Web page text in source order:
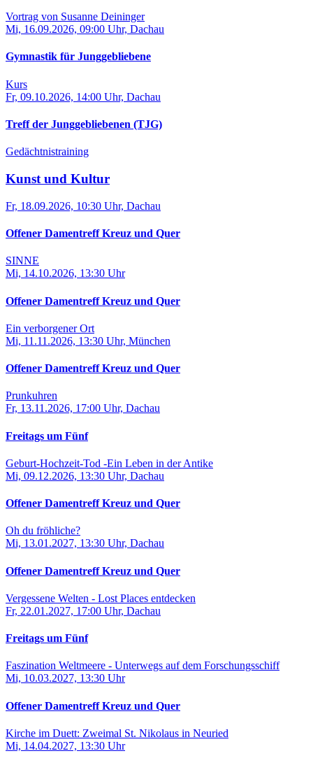
Vortrag von Susanne Deininger
Mi, 16.09.2026, 09:00 Uhr, Dachau
Gymnastik für Junggebliebene
Kurs
Fr, 09.10.2026, 14:00 Uhr, Dachau
Treff der Junggebliebenen (TJG)
Gedächtnistraining
Kunst und Kultur
Fr, 18.09.2026, 10:30 Uhr, Dachau
Offener Damentreff Kreuz und Quer
SINNE
Mi, 14.10.2026, 13:30 Uhr
Offener Damentreff Kreuz und Quer
Ein verborgener Ort
Mi, 11.11.2026, 13:30 Uhr, München
Offener Damentreff Kreuz und Quer
Prunkuhren
Fr, 13.11.2026, 17:00 Uhr, Dachau
Freitags um Fünf
Geburt-Hochzeit-Tod -Ein Leben in der Antike
Mi, 09.12.2026, 13:30 Uhr, Dachau
Offener Damentreff Kreuz und Quer
Oh du fröhliche?
Mi, 13.01.2027, 13:30 Uhr, Dachau
Offener Damentreff Kreuz und Quer
Vergessene Welten - Lost Places entdecken
Fr, 22.01.2027, 17:00 Uhr, Dachau
Freitags um Fünf
Faszination Weltmeere - Unterwegs auf dem Forschungsschiff
Mi, 10.03.2027, 13:30 Uhr
Offener Damentreff Kreuz und Quer
Kirche im Duett: Zweimal St. Nikolaus in Neuried
Mi, 14.04.2027, 13:30 Uhr